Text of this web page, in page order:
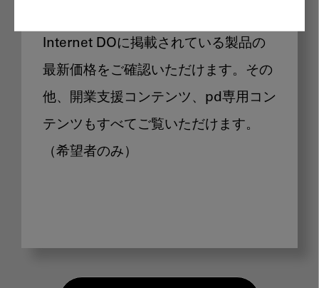
Internet DOに掲載されている製品の
最新価格をご確認いただけます。その
他、開業支援コンテンツ、pd専用コン
テンツもすべてご覧いただけます。
（希望者のみ）